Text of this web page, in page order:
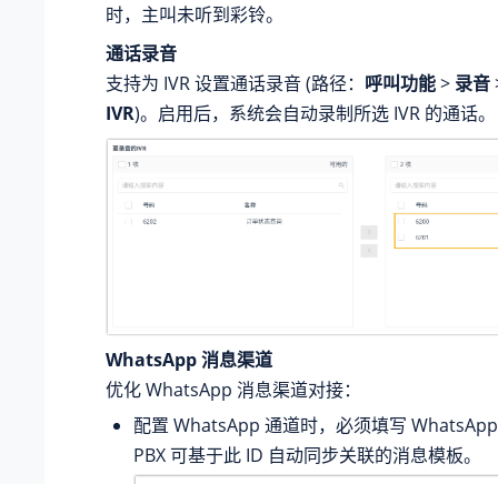
时，主叫未听到彩铃。
通话录音
支持为 IVR 设置通话录音 (路径： 呼叫功能> 录音
IVR)。启用后，系统会自动录制所选 IVR 的通话。
WhatsApp 消息渠道
优化 WhatsApp 消息渠道对接：
配置 WhatsApp 通道时，必须填写
PBX 可基于此 ID 自动同步关联的消息模板。